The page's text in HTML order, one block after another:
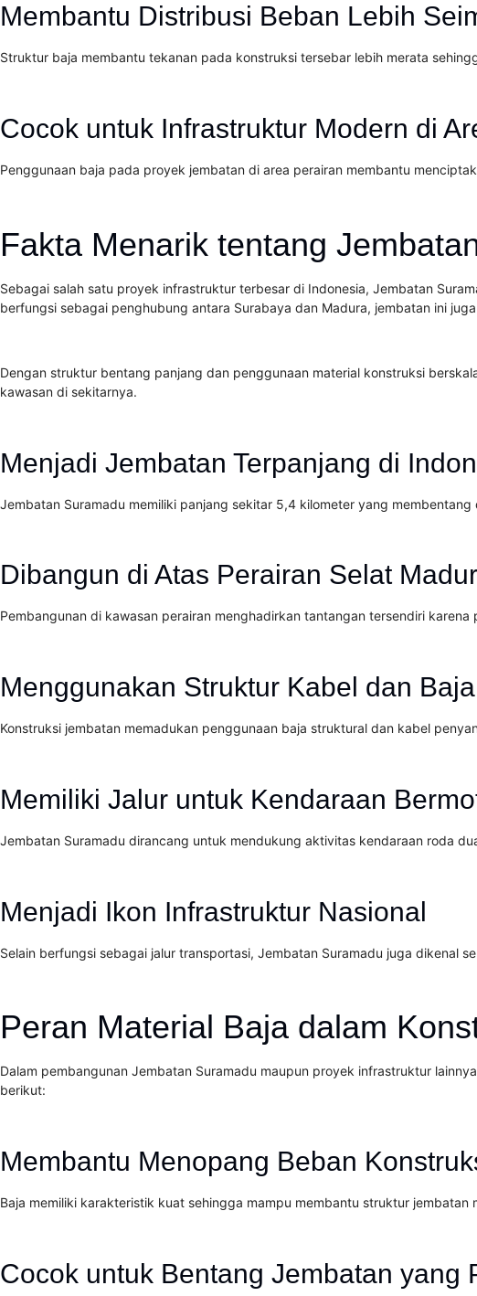
Membantu Distribusi Beban Lebih
Struktur baja membantu tekanan pada konstruksi tersebar lebih merata
Cocok untuk Infrastruktur Modern di
Penggunaan baja pada proyek jembatan di area perairan membantu
Fakta Menarik tentang
Sebagai salah satu proyek infrastruktur terbesar di Indonesia, Jembatan
berfungsi sebagai penghubung antara Surabaya dan Madura, jembatan ini
Dengan struktur bentang panjang dan penggunaan material konstruksi
kawasan di sekitarnya.
Menjadi Jembatan Terpanjang di
Jembatan Suramadu memiliki panjang sekitar 5,4 kilometer yang
Dibangun di Atas Perairan Selat
Pembangunan di kawasan perairan menghadirkan tantangan tersendiri
Menggunakan Struktur Kabel dan Baja
Konstruksi jembatan memadukan penggunaan baja struktural dan kabel
Memiliki Jalur untuk Kendaraan
Jembatan Suramadu dirancang untuk mendukung aktivitas kendaraan roda
Menjadi Ikon Infrastruktur Nasional
Selain berfungsi sebagai jalur transportasi, Jembatan Suramadu juga dikenal
Peran Material Baja dalam
Dalam pembangunan Jembatan Suramadu maupun proyek infrastruktur
berikut:
Membantu Menopang Beban
Baja memiliki karakteristik kuat sehingga mampu membantu struktur
Cocok untuk Bentang Jembatan yang